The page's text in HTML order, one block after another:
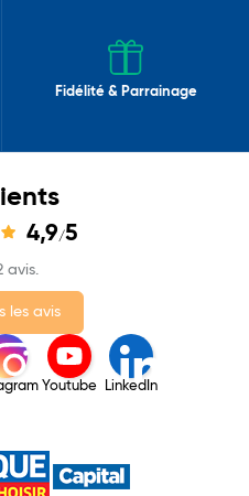
Fidélité & Parrainage
4,9/5
avis.
les avis
Youtube LinkedIn